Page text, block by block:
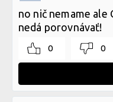
no nič nemame ale
nedá porovnávať!
0 0